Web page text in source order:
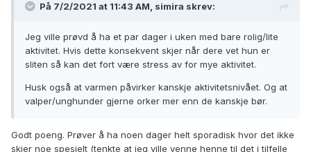
På 7/2/2021 at 11:43 AM, simira skrev:
Jeg ville prøvd å ha et par dager i uken med bare rolig/lite
aktivitet. Hvis dette konsekvent skjer når dere vet hun er
sliten så kan det fort være stress av for mye aktivitet.
Husk også at varmen påvirker kanskje aktivitetsnivået. Og at
valper/unghunder gjerne orker mer enn de kanskje bør.
Godt poeng. Prøver å ha noen dager helt sporadisk hvor det ikke
skjer noe spesielt (tenkte at jeg ville venne henne til det i tilfelle